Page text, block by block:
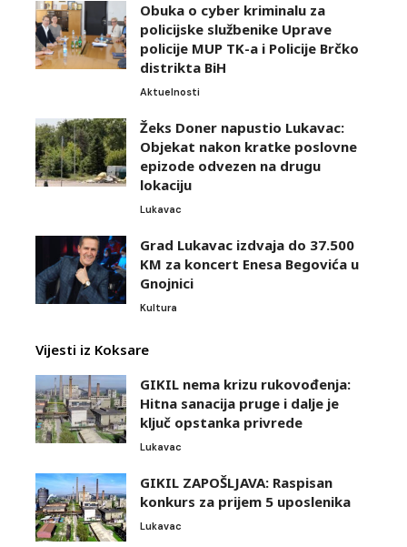
Obuka o cyber kriminalu za
policijske službenike Uprave
policije MUP TK-a i Policije Brčko
distrikta BiH
Aktuelnosti
Žeks Doner napustio Lukavac:
Objekat nakon kratke poslovne
epizode odvezen na drugu
lokaciju
Lukavac
Grad Lukavac izdvaja do 37.500
KM za koncert Enesa Begovića u
Gnojnici
Kultura
Vijesti iz Koksare
GIKIL nema krizu rukovođenja:
Hitna sanacija pruge i dalje je
ključ opstanka privrede
Lukavac
GIKIL ZAPOŠLJAVA: Raspisan
konkurs za prijem 5 uposlenika
Lukavac